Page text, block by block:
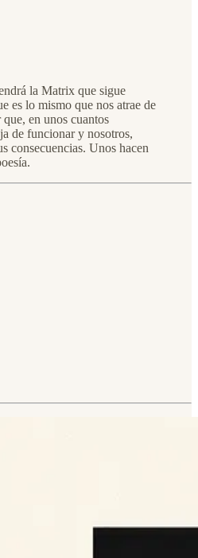
la Matrix que sigue
es lo mismo que nos atrae de
en unos cuantos
de funcionar y nosotros,
consecuencias. Unos hacen